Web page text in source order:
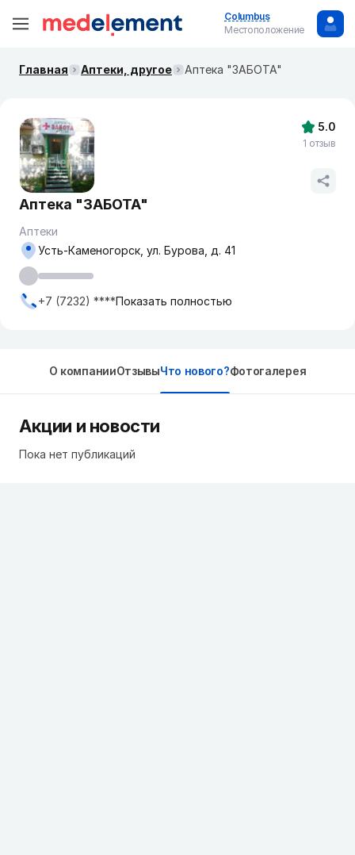
Columbus
Местоположение
Главная Аптеки, другое Аптека "ЗАБОТА"
Аптека "ЗАБОТА"
Аптеки
Усть-Каменогорск, ул. Бурова, д. 41
+7 (7232) ****Показать полностью
5.0
1 отзыв
О компанииОтзывыЧто нового?Фотогалерея
Акции и новости
Пока нет публикаций